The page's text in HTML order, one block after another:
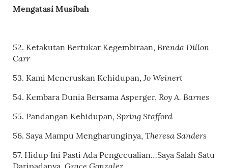
Mengatasi Musibah
52. Ketakutan Bertukar Kegembiraan, Brenda Dillon
Carr
53. Kami Meneruskan Kehidupan, Jo Weinert
54. Kembara Dunia Bersama Asperger, Roy A. Barnes
55. Pandangan Kehidupan, Spring Stafford
56. Saya Mampu Mengharunginya, Theresa Sanders
57. Hidup Ini Pasti Ada Pengecualian…Saya Salah Satu
Daripadanya, Grace Gonzalez